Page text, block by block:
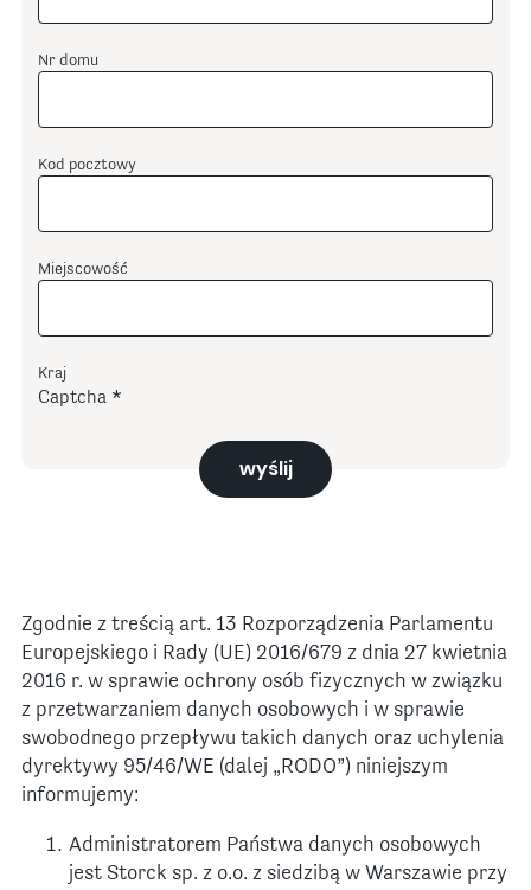
Nr domu
Kod pocztowy
Miejscowość
Kraj
Captcha
wyślij
Zgodnie z treścią art. 13 Rozporządzenia Parlamentu
Europejskiego i Rady (UE) 2016/679 z dnia 27 kwietnia
2016 r. w sprawie ochrony osób fizycznych w związku
z przetwarzaniem danych osobowych i w sprawie
swobodnego przepływu takich danych oraz uchylenia
dyrektywy 95/46/WE (dalej „RODO”) niniejszym
informujemy:
Administratorem Państwa danych osobowych
jest Storck sp. z o.o. z siedzibą w Warszawie przy